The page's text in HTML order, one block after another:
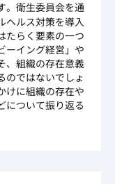
。衛生委員会を通
ヘルス対策を導入
たらく要素の一つ
ーイング経営」や
、組織の存在意義
のではないでしょ
けに組織の存在や
について振り返る